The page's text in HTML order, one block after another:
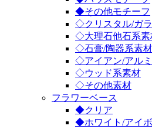
◆その他モチーフ
◇クリスタル/ガ
◇大理石他石系素
◇石膏/陶器系素材
◇アイアン/アル
◇ウッド系素材
◇その他素材
フラワーベース
◆クリア
◆ホワイト/アイ